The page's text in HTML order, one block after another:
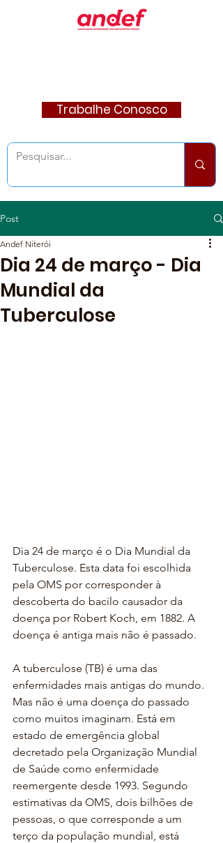
Trabalhe Conosco
Post
Dia 24 de março - Dia
Mundial da
Tuberculose
Andef Niterói
Dia 24 de março é o Dia Mundial da
Tuberculose. Esta data foi escolhida
pela OMS por corresponder à
descoberta do bacilo causador da
doença por Robert Koch, em 1882. A
doença é antiga mais não é passado.
A tuberculose (TB) é uma das
enfermidades mais antigas do mundo.
Mas não é uma doença do passado
como muitos imaginam. Está em
estado de emergência global
decretado pela Organização Mundial
de Saúde como enfermidade
reemergente desde 1993. Segundo
estimativas da OMS, dois bilhões de
pessoas, o que corresponde a um
terço da população mundial, está